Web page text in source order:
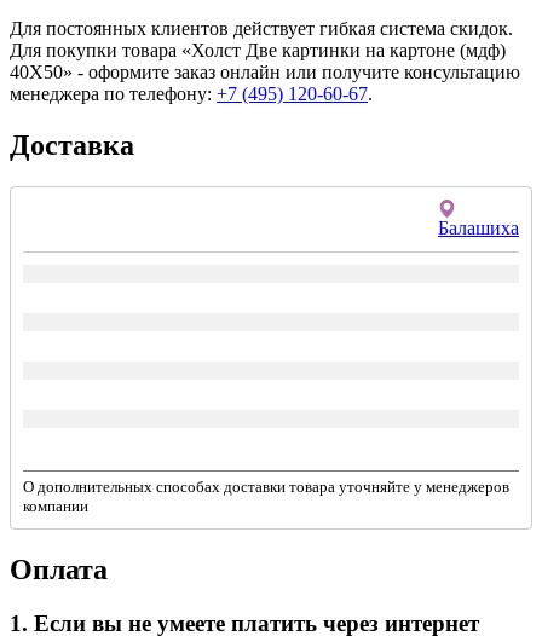
Для постоянных клиентов действует гибкая система скидок.
Для покупки товара «Холст Две картинки на картоне (мдф)
40X50» - оформите заказ онлайн или получите консультацию
менеджера по телефону: +7 (495) 120-60-67.
Доставка
Балашиха
О дополнительных способах доставки товара уточняйте у менеджеров
компании
Оплата
1. Если вы не умеете платить через интернет